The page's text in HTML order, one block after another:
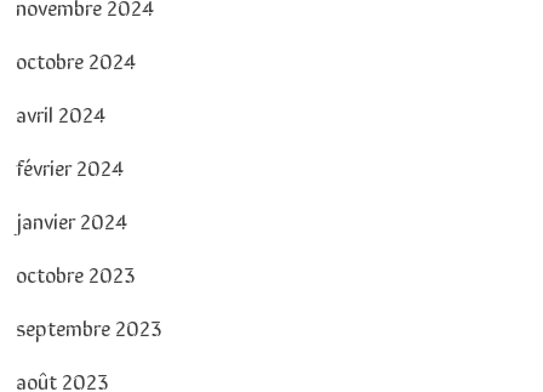
octobre 2024
avril 2024
février 2024
janvier 2024
octobre 2023
septembre 2023
août 2023